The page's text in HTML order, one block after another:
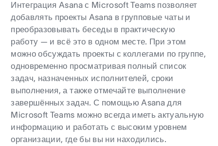
Интеграция Asana с Microsoft Teams позволяет
добавлять проекты Asana в групповые чаты и
преобразовывать беседы в практическую
работу — и всё это в одном месте. При этом
можно обсуждать проекты с коллегами по группе,
одновременно просматривая полный список
задач, назначенных исполнителей, сроки
выполнения, а также отмечайте выполнение
завершённых задач. С помощью Asana для
Microsoft Teams можно всегда иметь актуальную
информацию и работать с высоким уровнем
организации, где бы вы ни находились.